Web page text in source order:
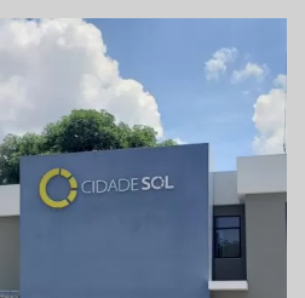
DA ADMINISTRAÇÃO